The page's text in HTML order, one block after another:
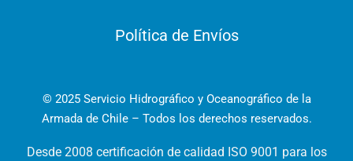
Política de Envíos
© 2025 Servicio Hidrográfico y Oceanográfico de la
Armada de Chile – Todos los derechos reservados.
Desde 2008 certificación de calidad ISO 9001 para los